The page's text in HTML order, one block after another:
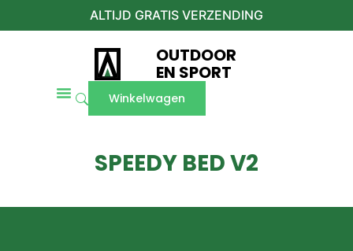
ALTIJD GRATIS VERZENDING
OUTDOOR
EN SPORT
Winkelwagen
SPEEDY BED V2